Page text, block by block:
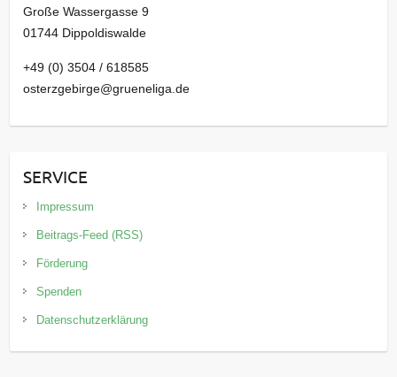
Große Wassergasse 9
01744 Dippoldiswalde
+49 (0) 3504 / 618585
osterzgebirge@grueneliga.de
SERVICE
Impressum
Beitrags-Feed (RSS)
Förderung
Spenden
Datenschutzerklärung